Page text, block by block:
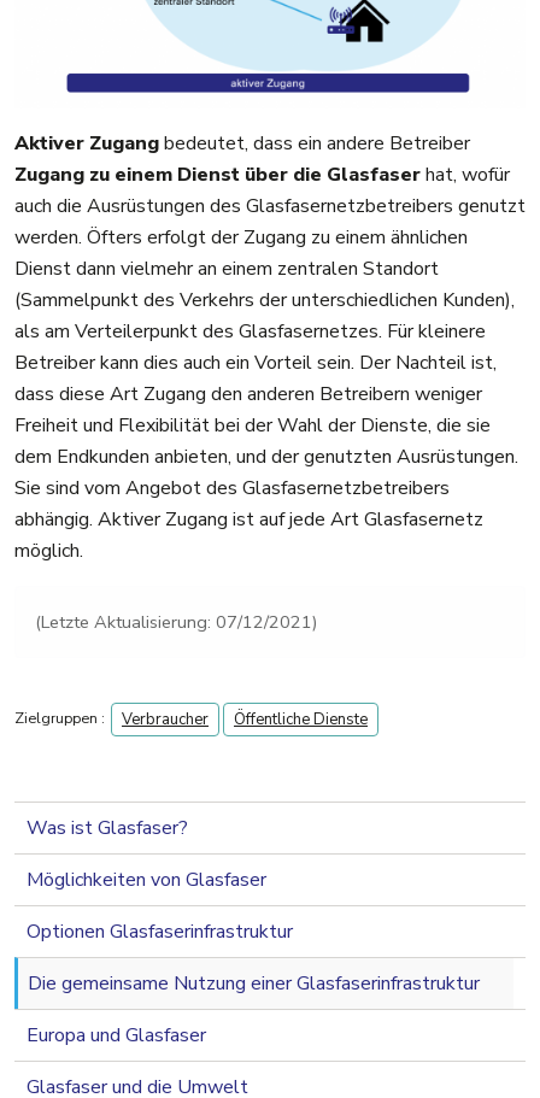
Aktiver Zugangbedeutet, dass ein andere Betreiber
Zugang zu einem Dienst über die Glasfaserhat, wofür
auch die Ausrüstungen des Glasfasernetzbetreibers genutzt
werden. Öfters erfolgt der Zugang zu einem ähnlichen
Dienst dann vielmehr an einem zentralen Standort
(Sammelpunkt des Verkehrs der unterschiedlichen Kunden),
als am Verteilerpunkt des Glasfasernetzes. Für kleinere
Betreiber kann dies auch ein Vorteil sein. Der Nachteil ist,
dass diese Art Zugang den anderen Betreibern weniger
Freiheit und Flexibilität bei der Wahl der Dienste, die sie
dem Endkunden anbieten, und der genutzten Ausrüstungen.
Sie sind vom Angebot des Glasfasernetzbetreibers
abhängig. Aktiver Zugang ist auf jede Art Glasfasernetz
möglich.
(Letzte Aktualisierung: 07/12/2021)
Zielgruppen : Verbraucher Öffentliche Dienste
navigation 2nd level
Was ist Glasfaser?
Möglichkeiten von Glasfaser
Optionen Glasfaserinfrastruktur
Die gemeinsame Nutzung einer Glasfaserinfrastruktur
Europa und Glasfaser
Glasfaser und die Umwelt